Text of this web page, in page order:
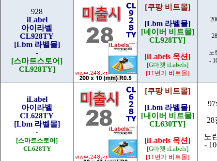
928
iLabel
아이라벨
CL928TY
[Lbm 라벨몰]
-
[스마트스토어]
CL928TY]
[쿠팡 비트몰]
[Lbm 라벨몰]
[네이버 비트몰]
CL928TY]
[iLabels 옥션]
[G마켓 iLabels]
[11번가 비트몰]
노
-
iLabel
아이라벨
CL628TY
[Lbm 라벨몰]
-
[스마트스토어]
CL628TY
[쿠팡 비트몰]
[Lbm 라벨몰]
[내이버 비트몰]
CL630TY]
[iLabels 옥션]
[G마켓 iLabels]
[11번가 비트몰]
28
노
-